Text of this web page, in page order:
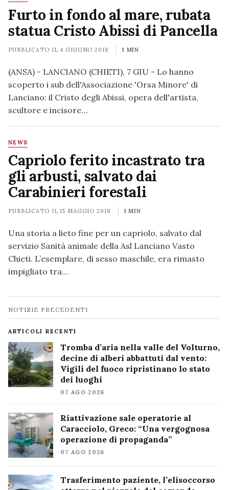
Furto in fondo al mare, rubata
statua Cristo Abissi di Pancella
PUBBLICATO IL4 GIUGNO 2018 1 MIN
(ANSA) - LANCIANO (CHIETI), 7 GIU - Lo hanno
scoperto i sub dell'Associazione 'Orsa Minore' di
Lanciano: il Cristo degli Abissi, opera dell'artista,
scultore e incisore…
NEWS
Capriolo ferito incastrato tra
gli arbusti, salvato dai
Carabinieri forestali
PUBBLICATO IL15 MAGGIO 2018 1 MIN
Una storia a lieto fine per un capriolo, salvato dal
servizio Sanità animale della Asl Lanciano Vasto
Chieti. L’esemplare, di sesso maschile, era rimasto
impigliato tra…
Navigazione
notizie
NOTIZIE PRECEDENTI
ARTICOLI RECENTI
Tromba d’aria nella valle del Volturno,
decine di alberi abbattuti dal vento:
Vigili del fuoco ripristinano lo stato
dei luoghi
07 AGO 2026
Riattivazione sale operatorie al
Caracciolo, Greco: “Una vergognosa
operazione di propaganda”
07 AGO 2026
Trasferimento paziente, l’elisoccorso